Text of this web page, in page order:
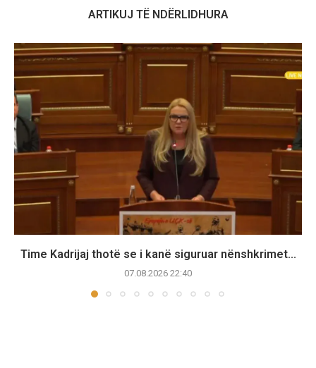
ARTIKUJ TË NDËRLIDHURA
Time Kadrijaj thotë se i kanë siguruar nënshkrimet...
07.08.2026 22:40